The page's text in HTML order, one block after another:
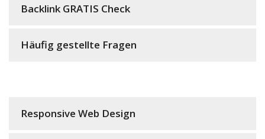
Backlink GRATIS Check
Häufig gestellte Fragen
Responsive Web Design